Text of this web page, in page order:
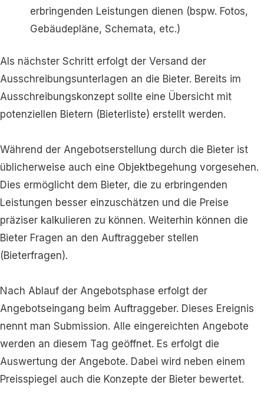
erbringenden Leistungen dienen (bspw. Fotos,
Gebäudepläne, Schemata, etc.)
Als nächster Schritt erfolgt der Versand der
Ausschreibungsunterlagen an die Bieter. Bereits im
Ausschreibungskonzept sollte eine Übersicht mit
potenziellen Bietern (Bieterliste) erstellt werden.
Während der Angebotserstellung durch die Bieter ist
üblicherweise auch eine Objektbegehung vorgesehen.
Dies ermöglicht dem Bieter, die zu erbringenden
Leistungen besser einzuschätzen und die Preise
präziser kalkulieren zu können. Weiterhin können die
Bieter Fragen an den Auftraggeber stellen
(Bieterfragen).
Nach Ablauf der Angebotsphase erfolgt der
Angebotseingang beim Auftraggeber. Dieses Ereignis
nennt man Submission. Alle eingereichten Angebote
werden an diesem Tag geöffnet. Es erfolgt die
Auswertung der Angebote. Dabei wird neben einem
Preisspiegel auch die Konzepte der Bieter bewertet.